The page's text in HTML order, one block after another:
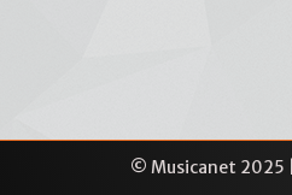
© Musicanet 2025 |